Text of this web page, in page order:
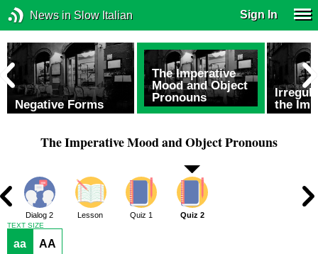
News in Slow Italian Sign In
Negative Forms
The Imperative
Mood and Object
Pronouns
the
The Imperative Mood and Object Pronouns
Dialog 2 Lesson Quiz 1 Quiz 2
TEXT SIZE
aa AA